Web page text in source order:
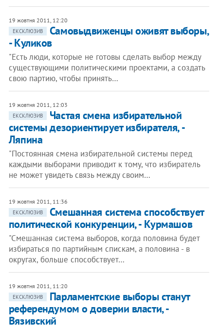
19 жовтня 2011, 12:20
ЕКСКЛЮЗИВ
Самовыдвиженцы оживят выборы,
- Куликов
"Есть люди, которые не готовы сделать выбор между
существующими политическими проектами, а создать
свою партию, чтобы принять…
19 жовтня 2011, 12:03
ЕКСКЛЮЗИВ
Частая смена избирательной
системы дезориентирует избирателя, -
Ляпина
"Постоянная смена избирательной системы перед
каждыми выборами приводит к тому, что избиратель
не может увидеть связь между своим…
19 жовтня 2011, 11:36
ЕКСКЛЮЗИВ
Смешанная система способствует
политической конкуренции, - Курмашов
"Смешанная система выборов, когда половина будет
избираться по партийным спискам, а половина - в
округах, больше способствует…
19 жовтня 2011, 11:20
ЕКСКЛЮЗИВ
Парламентские выборы станут
референдумом о доверии власти, -
Вязивский